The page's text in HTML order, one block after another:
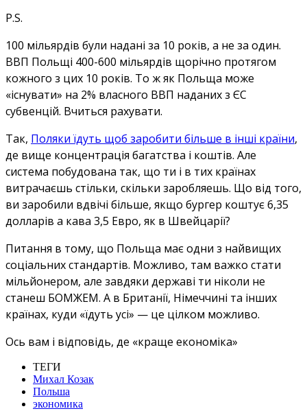
P.S.
100 мільярдів були надані за 10 років, а не за один.
ВВП Польщі 400-600 мільярдів щорічно протягом
кожного з цих 10 років. То ж як Польща може
«існувати» на 2% власного ВВП наданих з ЄС
субвенцій. Вчиться рахувати.
Так, Поляки їдуть щоб заробити більше в інші країни,
де вище концентрація багатства і коштів. Але
система побудована так, що ти і в тих країнах
витрачаєшь стільки, скільки заробляешь. Що від того,
ви заробили вдвічі більше, якщо бургер коштує 6,35
долларів а кава 3,5 Евро, як в Швейцарії?
Питання в тому, що Польща має одни з найвищих
соціальних стандартів. Можливо, там важко стати
мільйонером, але завдяки державі ти ніколи не
станеш БОМЖЕМ. А в Британії, Німеччині та інших
країнах, куди «їдуть усі» — це цілком можливо.
Ось вам і відповідь, де «краще економіка»
ТЕГИ
Михал Козак
Польша
экономика